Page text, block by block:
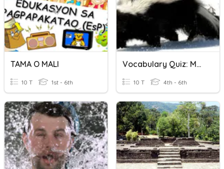
TAMA O MALI
10 T 1st - 6th
Vocabulary Quiz: Mal, Male
10 T 4th - 6th